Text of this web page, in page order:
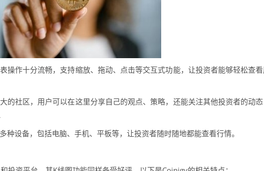
操作十分流畅，支持缩放、拖动、点击等交互式功能，让投资者能够轻松查
的社区，用户可以在这里分享自己的观点、策略，还能关注其他投资者的动
种设备，包括电脑、手机、平板等，让投资者随时随地都能查看行情。